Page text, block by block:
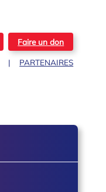
Faire un don
PARTENAIRES